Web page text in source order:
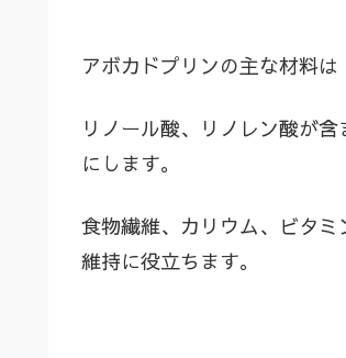
アボカドプリンの主な材料
リノール酸、リノレン酸が
にします。
食物繊維、カリウム、ビタ
維持に役立ちます。